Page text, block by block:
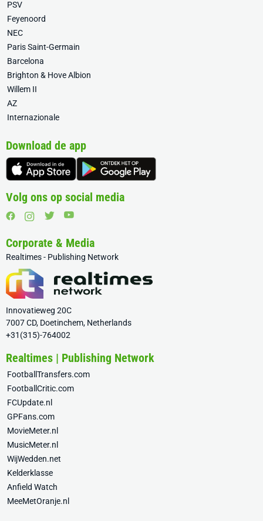
PSV
Feyenoord
NEC
Paris Saint-Germain
Barcelona
Brighton & Hove Albion
Willem II
AZ
Internazionale
Download de app
Volg ons op social media
Corporate & Media
Realtimes - Publishing Network
Innovatieweg 20C
7007 CD, Doetinchem, Netherlands
+31(315)-764002
Realtimes | Publishing Network
FootballTransfers.com
FootballCritic.com
FCUpdate.nl
GPFans.com
MovieMeter.nl
MusicMeter.nl
WijWedden.net
Kelderklasse
Anfield Watch
MeeMetOranje.nl